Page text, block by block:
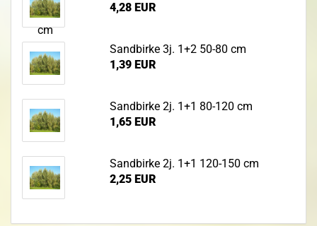
4,28 EUR
Sandbirke 3j. 1+2 50-80 cm
1,39 EUR
Sandbirke 2j. 1+1 80-120 cm
1,65 EUR
Sandbirke 2j. 1+1 120-150 cm
2,25 EUR